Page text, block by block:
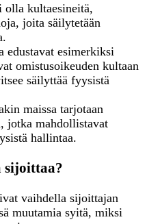
olla kultaesineitä,
joita säilytetään
edustavat esimerkiksi
omistusoikeuden kultaan
säilyttää fyysistä
maissa tarjotaan
jotka mahdollistavat
hallintaa.
sijoittaa?
vaihdella sijoittajan
muutamia syitä, miksi